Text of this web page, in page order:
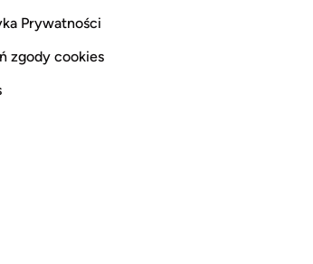
Prywatności
zgody cookies